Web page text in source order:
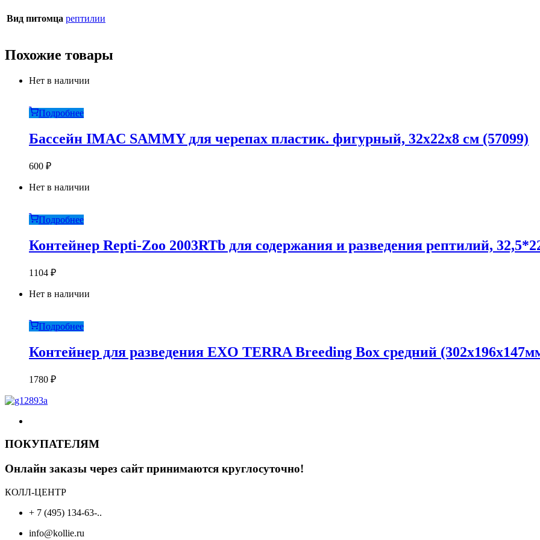
Вид питомца рептилии
Похожие товары
Нет в наличии
Подробнее
Бассейн IMAC SAMMY для черепах пластик. фигурный, 32х22х8 см (57099)
600 ₽
Нет в наличии
Подробнее
Контейнер Repti-Zoo 2003RTb для содержания и разведения рептилий,
1104 ₽
Нет в наличии
Подробнее
Контейнер для разведения EXO TERRA Breeding Box средний
1780 ₽
ПОКУПАТЕЛЯМ
Онлайн заказы через сайт принимаются круглосуточно!
КОЛЛ-ЦЕНТР
+ 7 (495) 134-63-..
info@kollie.ru